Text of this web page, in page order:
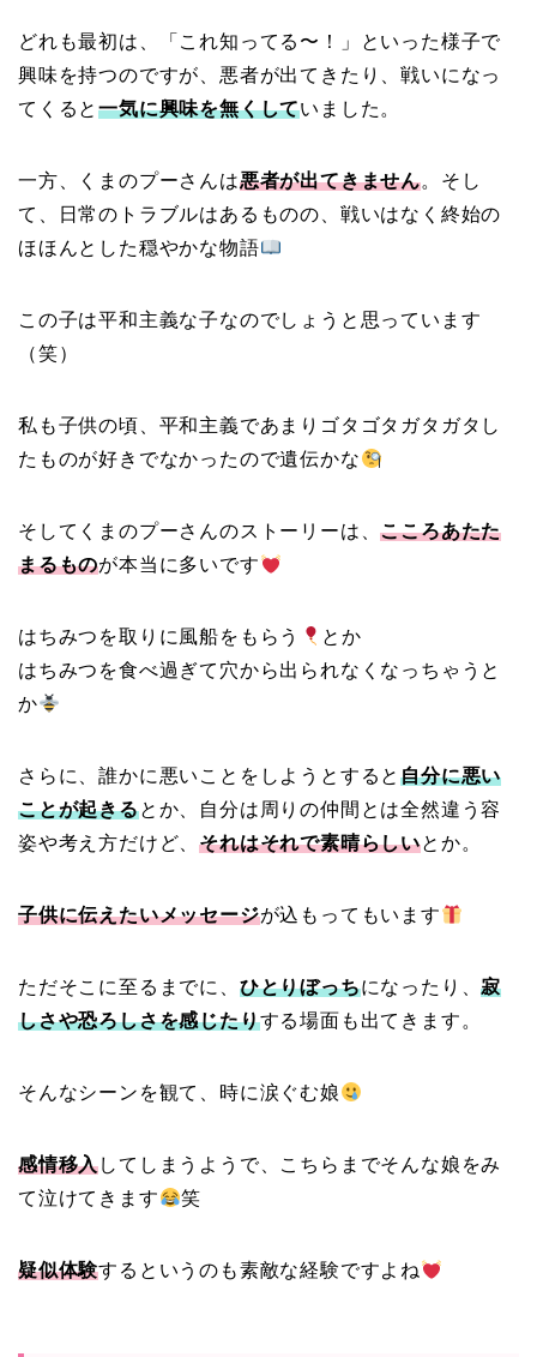
どれも最初は、「これ知ってる〜！」といった様子で
興味を持つのですが、悪者が出てきたり、戦いになっ
てくると一気に興味を無くしていました。
一方、くまのプーさんは悪者が出てきません。そし
て、日常のトラブルはあるものの、戦いはなく終始の
ほほんとした穏やかな物語
この子は平和主義な子なのでしょうと思っています
（笑）
私も子供の頃、平和主義であまりゴタゴタガタガタし
たものが好きでなかったので遺伝かな
そしてくまのプーさんのストーリーは、こころあたた
まるものが本当に多いです
はちみつを取りに風船をもらう
とか
はちみつを食べ過ぎて穴から出られなくなっちゃうと
か
さらに、誰かに悪いことをしようとすると自分に悪い
ことが起きるとか、自分は周りの仲間とは全然違う容
姿や考え方だけど、それはそれで素晴らしいとか。
子供に伝えたいメッセージが込もってもいます
ただそこに至るまでに、 ひとりぼっちになったり、寂
しさや恐ろしさを感じたりする場面も出てきます。
そんなシーンを観て、時に涙ぐむ娘
感情移入してしまうようで、こちらまでそんな娘をみ
て泣けてきます
笑
疑似体験するというのも素敵な経験ですよね